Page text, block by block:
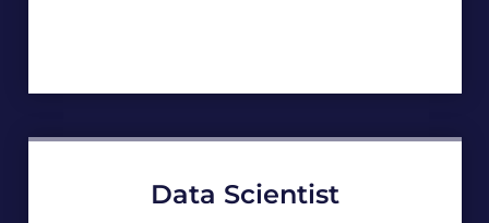
Data Scientist